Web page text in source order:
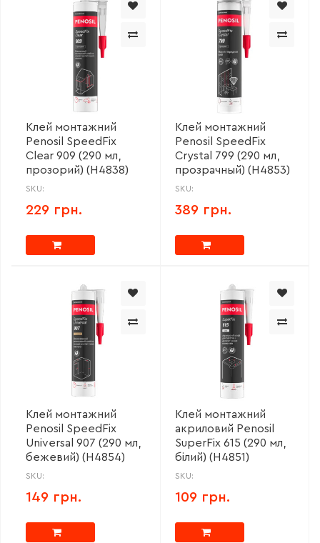
Клей монтажний
Penosil SpeedFix
Clear 909 (290 мл,
прозорий) (H4838)
SKU:
229 грн.
Клей монтажний
Penosil SpeedFix
Crystal 799 (290 мл,
прозрачный) (H4853)
SKU:
389 грн.
Клей монтажний
Penosil SpeedFix
Universal 907 (290 мл,
бежевий) (H4854)
SKU:
149 грн.
Клей монтажний
акриловий Penosil
SuperFix 615 (290 мл,
білий) (H4851)
SKU:
109 грн.